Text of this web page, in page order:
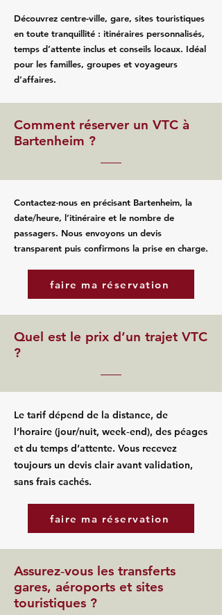
Découvrez centre-ville, gare, sites touristiques
en toute tranquillité : itinéraires personnalisés,
temps d’attente inclus et conseils locaux. Idéal
pour les familles, groupes et voyageurs
d’affaires.
Comment réserver un VTC à
Bartenheim ?
Contactez‑nous en précisant Bartenheim, la
date/heure, l’itinéraire et le nombre de
passagers. Nous envoyons un devis
transparent puis confirmons la prise en charge.
faire ma réservation
Quel est le prix d’un trajet VTC
?
Le tarif dépend de la distance, de
l’horaire (jour/nuit, week‑end), des péages
et du temps d’attente. Vous recevez
toujours un devis clair avant validation,
sans frais cachés.
faire ma réservation
Assurez‑vous les transferts
gares, aéroports et sites
touristiques ?